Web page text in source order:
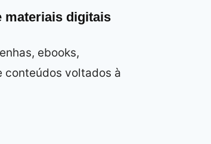
materiais digitais
ebooks,
conteúdos voltados à